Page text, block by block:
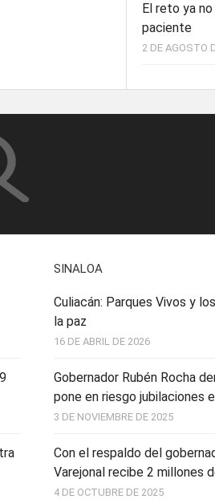
El reto ya
paciente
2 DE AGOSTO
SINALOA
Culiacán: Parques Vivos y
la paz
16 DE ABRIL DE 2026
Gobernador Rubén Rocha
pone en riesgo jubilaciones
3 DE NOVIEMBRE DE 2025
Con el respaldo del
Varejonal recibe 2 millones
4 DE OCTUBRE DE 2025